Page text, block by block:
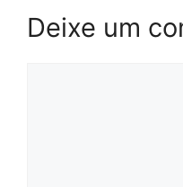
Deixe um